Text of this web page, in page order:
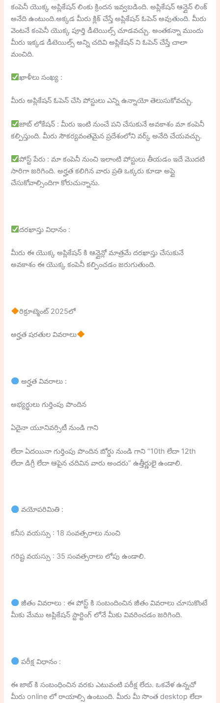
కంపెనీ యొక్క అప్లికేషన్ లింకు క్రిందన ఇవ్వబడింది. అప్లికేషన్ ఆన్లైన్ లింక్
అనేది ఉంటుంది.అక్కడ మీరు క్లిక్ చేస్తే అప్లికేషన్ ఓపెన్ అవుతుంది. మీరు
వెంటనే కంపెనీ యొక్క పూర్తి డీటెయిల్స్ చూడవచ్చు. అంతకన్నా ముందు
మీరు ఇక్కడ డీటెయిల్స్ అన్ని చదివి అప్లికేషన్ ని ఓపెన్ చేస్తే చాలా
మంచిది.
ఖాళీలు సంఖ్య :
మీరు అప్లికేషన్ ఓపెన్ చేసి పోస్టులు ఎన్ని ఉన్నాయో తెలుసుకోవచ్చు.
జాబ్ లోకేషన్ : మీరు ఇంటి నుంచే పని చేసుకునే అవకాశం మా కంపెనీ
కల్పిస్తుంది. మీరు సౌకర్యవంతమైన ప్రదేశంలోని వర్క్ అనేది చేయవచ్చు.
పోస్ట్ పేరు : మా కంపెనీ నుంచి ఇలాంటి పోస్టులు తీయడం ఇదే మొదటి
సారిగా జరిగింది. అర్హత కలిగిన వారు ప్రతి ఒక్కరు కూడా అప్లై
చేసుకోవాల్సిందిగా కోరుచున్నాను.
దరఖాస్తు విధానం :
మీరు ఈ యొక్క అప్లికేషన్ కి ఆన్లైన్లో మాత్రమే దరఖాస్తు చేసుకునే
అవకాశం ఈ యొక్క కంపెనీ కల్పించడం జరుగుతుంది.
రిక్రూట్మెంట్ 2025లో
అర్హత షరతుల వివరాలు
అర్హత వివరాలు :
అభ్యర్థులు గుర్తింపు పొందిన
ఏదైనా యూనివర్సిటీ నుండి గాని
లేదా ఏదయినా గుర్తింపు పొందిన బోర్డు నుండి గాని “10th లేదా 12th
లేదా డిగ్రీ లేదా ఆపైన చదివిన వారు అందరు” ఉత్తీర్ణులై ఉండాలి.
వయోపరిమితి :
కనీస వయస్సు : 18 సంవత్సరాలు నుంచి
గరిష్ట వయస్సు : 35 సంవత్సరాలు లోపు ఉండాలి.
జీతం వివరాలు : ఈ పోస్ట్ కి సంబందించిన జీతం వివరాలు చూసుకొంటే
మీకు మేము అప్లికేషన్ స్టార్టింగ్ లోనే మీకు వివరించడం జరిగింది.
పరీక్ష విధానం :
ఈ జాబ్ కి సంబంధించిన వరకు ఎటువంటి పరీక్ష లేదు. ఒకవేళ ఉన్నచో
మీరు online లో రాయాల్సి ఉంటుంది. మీరు మీ సొంత desktop లేదా